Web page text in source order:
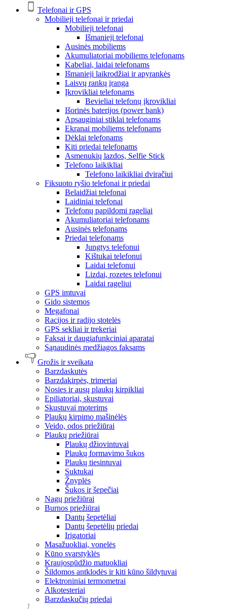
Telefonai ir GPS
Mobilieji telefonai ir priedai
Mobilieji telefonai
Išmanieji telefonai
Ausinės mobiliems
Akumuliatoriai mobiliems telefonams
Kabeliai, laidai telefonams
Išmanieji laikrodžiai ir apyrankės
Laisvų rankų įranga
Įkrovikliai telefonams
Bevieliai telefonų įkrovikliai
Išorinės baterijos (power bank)
Apsauginiai stiklai telefonams
Ekranai mobiliems telefonams
Dėklai telefonams
Kiti priedai telefonams
Asmenukių lazdos, Selfie Stick
Telefono laikikliai
Telefono laikikliai dviračiui
Fiksuoto ryšio telefonai ir priedai
Belaidžiai telefonai
Laidiniai telefonai
Telefonų papildomi rageliai
Akumuliatoriai telefonams
Ausinės telefonams
Priedai telefonams
Jungtys telefonui
Kištukai telefonui
Laidai telefonui
Lizdai, rozetes telefonui
Laidai rageliui
GPS imtuvai
Gido sistemos
Megafonai
Racijos ir radijo stotelės
GPS sekliai ir trekeriai
Faksai ir daugiafunkciniai aparatai
Sąnaudinės medžiagos faksams
Grožis ir sveikata
Barzdaskutės
Barzdakirpės, trimeriai
Nosies ir ausų plaukų kirpikliai
Epiliatoriai, skustuvai
Skustuvai moterims
Plaukų kirpimo mašinėlės
Veido, odos priežiūrai
Plaukų priežiūrai
Plaukų džiovintuvai
Plaukų formavimo šukos
Plaukų tiesintuvai
Suktukai
Žnyplės
Šukos ir šepečiai
Nagų priežiūrai
Burnos priežiūrai
Dantų šepetėliai
Dantų šepetėlių priedai
Irigatoriai
Masažuokliai, vonelės
Kūno svarstyklės
Kraujospūdžio matuokliai
Šildomos antklodės ir kiti kūno šildytuvai
Elektroniniai termometrai
Alkotesteriai
Barzdaskučių priedai